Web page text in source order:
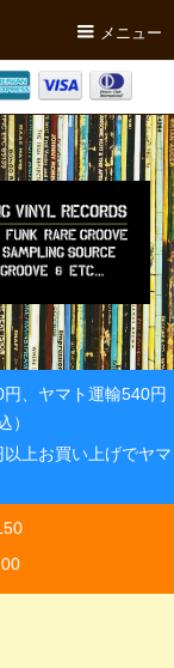
メニュー
、ヤマト運輸540円
）
上お買い上げでヤマ